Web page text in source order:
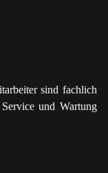
sind fachlich
und Wartung